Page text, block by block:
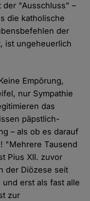
der "Ausschluss" –
die katholische
der
ist ungeheuerlich
Empörung,
nur Sympathie
das
päpstlich-
– als ob es darauf
"Mehrere Tausend
Pius XII. zuvor
der Diözese seit
erst als fast alle
zur